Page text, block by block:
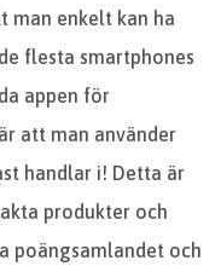
man enkelt kan ha
flesta smartphones
appen för
att man använder
handlar i! Detta är
produkter och
poängsamlandet och